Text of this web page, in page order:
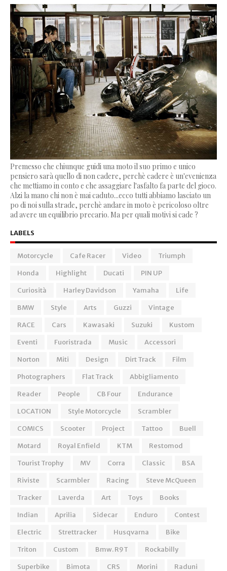
Premesso che chiunque guidi una moto il suo primo e unico
pensiero sarà quello di non cadere, perchè cadere è un'evenienza
che mettiamo in conto e che assaggiare l'asfalto fa parte del gioco.
Alzi la mano chi non è mai caduto...ecco tutti abbiamo lasciato un
po di noi sulla strade, perchè andare in moto è pericoloso oltre
ad avere un equilibrio precario. Ma per quali motivi si cade ?
LABELS
Motorcycle Cafe Racer Video
Triumph
Honda
Highlight Ducati
PIN UP
Curiosità
Harley Davidson Yamaha
Life
BMW
Style Arts Guzzi
Vintage
RACE
Cars Kawasaki Suzuki
Kustom
Eventi
Fuoristrada Music
Accessori
Norton
Miti Design Dirt Track
Film
Photographers
Flat Track
Abbigliamento
Reader
People CB Four
Endurance
LOCATION
Style Motorcycle
Scrambler
COMICS
Scooter Project Tattoo
Buell
Motard
Royal Enfield KTM
Restomod
Tourist Trophy
MV Corra Classic
BSA
Riviste
Scarmbler Racing
Steve McQueen
Tracker
Laverda Art Toys
Books
Indian
Aprilia Sidecar Enduro
Contest
Electric
Strettracker Husqvarna
Bike
Triton
Custom Bmw. R9T
Rockabilly
Superbike
Bimota CRS Morini Raduni